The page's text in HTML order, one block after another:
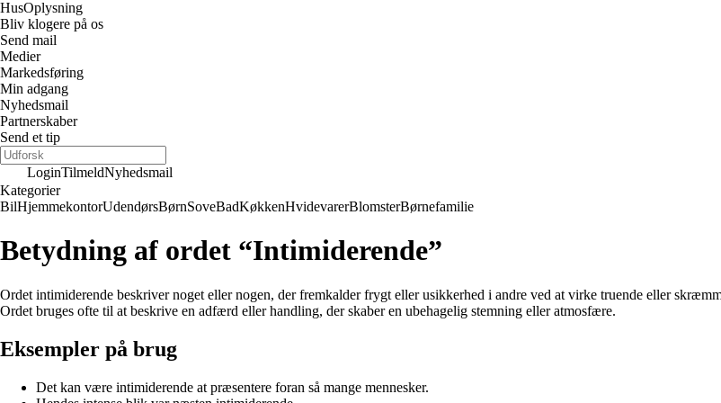
HusOplysning
Bliv klogere på os
Send mail
Medier
Markedsføring
Min adgang
Nyhedsmail
Partnerskaber
Send et tip
LoginTilmeldNyhedsmail
Kategorier
BilHjemmekontorUdendørsBørnSoveBadKøkkenHvidevarerBlomsterBørnefamilie
Betydning af ordet “Intimiderende”
Ordet intimiderende beskriver noget eller nogen, der fremkalder frygt eller usikkerhed i andre ved at virke truende eller
Ordet bruges ofte til at beskrive en adfærd eller handling, der skaber en ubehagelig stemning eller atmosfære.
Eksempler på brug
Det kan være intimiderende at præsentere foran så mange mennesker.